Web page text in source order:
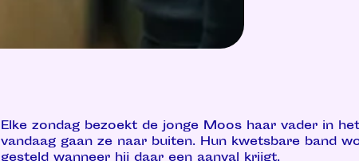
Elke zondag bezoekt de jonge Moos haar vader in
vandaag gaan ze naar buiten. Hun kwetsbare band